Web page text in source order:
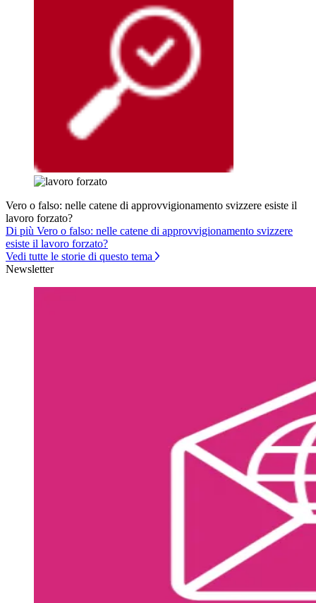
Vero o falso: nelle catene di approvvigionamento svizzere esiste il
lavoro forzato?
Di più Vero o falso: nelle catene di approvvigionamento svizzere
esiste il lavoro forzato?
Vedi tutte le storie di questo tema
Newsletter